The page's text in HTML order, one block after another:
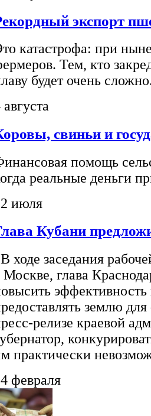
экспорт
катастрофа: при
Тем, кто
будет очень
августа
свиньи и
помощь
реальные деньги
июля
Кубани
В ходе заседания
Москве, глава
эффективность
землю
релизе краевой
практически
февраля